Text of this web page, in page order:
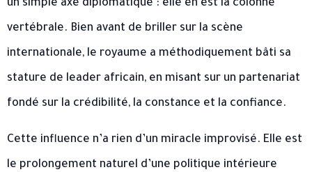
un simple axe diplomatique : elle en est la colonne
vertébrale. Bien avant de briller sur la scène
internationale, le royaume a méthodiquement bâti sa
stature de leader africain, en misant sur un partenariat
fondé sur la crédibilité, la constance et la confiance.
Cette influence n’a rien d’un miracle improvisé. Elle est
le prolongement naturel d’une politique intérieure